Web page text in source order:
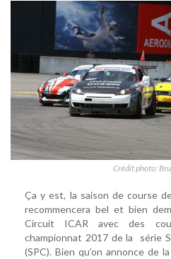
Crédit photo:
Ça y est, la saison de course
recommencera bel et bien
Circuit ICAR avec des
championnat 2017 de la série
(SPC). Bien qu’on annonce de